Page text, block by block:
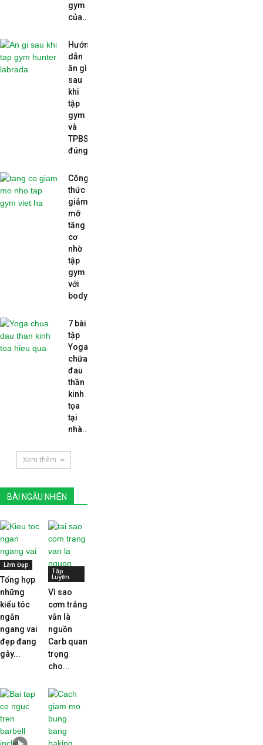
gym
của...
Hướng
dẫn
ăn gì
sau
khi
tập
gym
và
TPBS
đúng...
Công
thức
giảm
mỡ
tăng
cơ
nhờ
tập
gym
với
body...
7 bài
tập
Yoga
chữa
đau
thần
kinh
tọa
tại
nhà...
Xem thêm
BÀI NGẪU NHIÊN
Làm Đẹp
Tổng hợp
những
kiểu tóc
ngắn
ngang vai
đẹp đang
gây...
Tập
Luyện
Vì sao
cơm trắng
vẫn là
nguồn
Carb quan
trọng
cho...